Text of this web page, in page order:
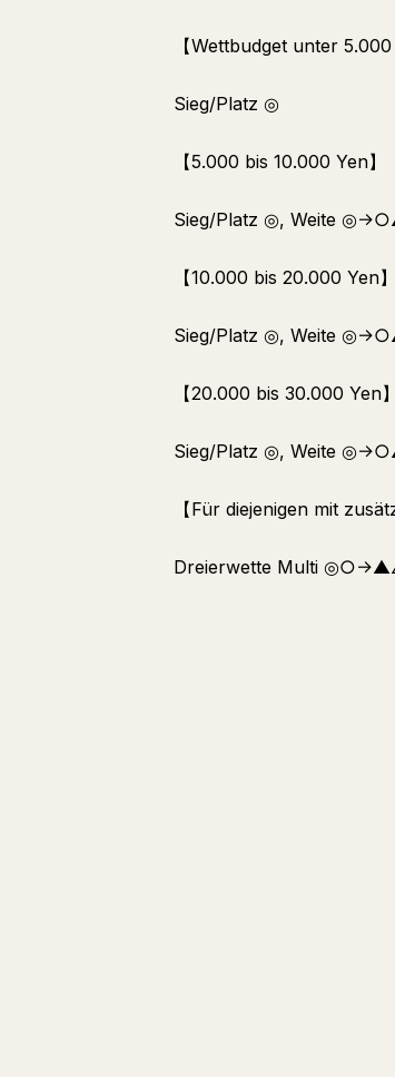
【Wettbudget unter 5.000
Sieg/Platz ◎
【5.000 bis 10.000 Yen】
Sieg/Platz ◎, Weite
【10.000 bis 20.000 Yen】
Sieg/Platz ◎, Weite
【20.000 bis 30.000 Yen】
Sieg/Platz ◎, Weite
【Für diejenigen mit
Dreierwette Multi